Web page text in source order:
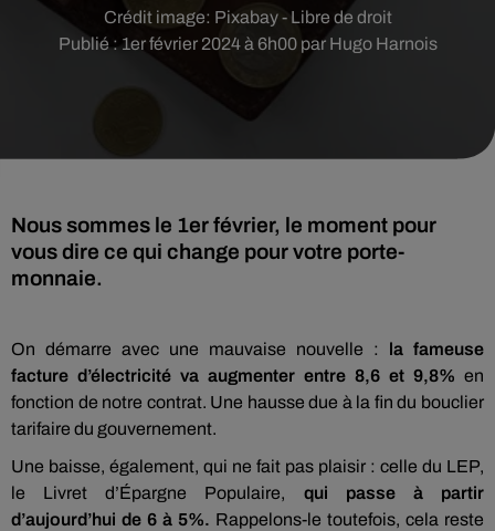
Publié : 1er février 2024 à 6h00 par Hugo Harnois
Crédit image: Pixabay - Libre de droit
Nous sommes le 1er février, le moment pour
vous dire ce qui change pour votre porte-
monnaie.
On démarre avec une mauvaise nouvelle : la fameuse
facture d’électricité va augmenter entre 8,6 et 9,8% en
fonction de notre contrat. Une hausse due à la fin du bouclier
tarifaire du gouvernement.
Une baisse, également, qui ne fait pas plaisir : celle du LEP,
le Livret d’Épargne Populaire, qui passe à partir
d’aujourd’hui de 6 à 5%. Rappelons-le toutefois, cela reste